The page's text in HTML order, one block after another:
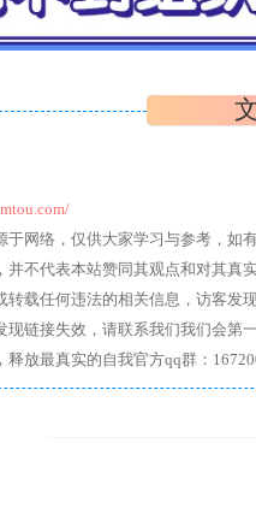
网络，仅供大家学习与参考，如
不代表本站赞同其观点和对其真实
载任何违法的相关信息，访客发
链接失效，请联系我们我们会第一